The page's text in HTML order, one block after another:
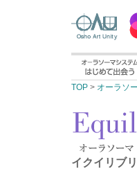
TOP > オーラソ
イクイリブ